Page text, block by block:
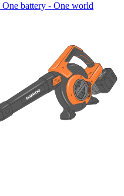
One battery - One world